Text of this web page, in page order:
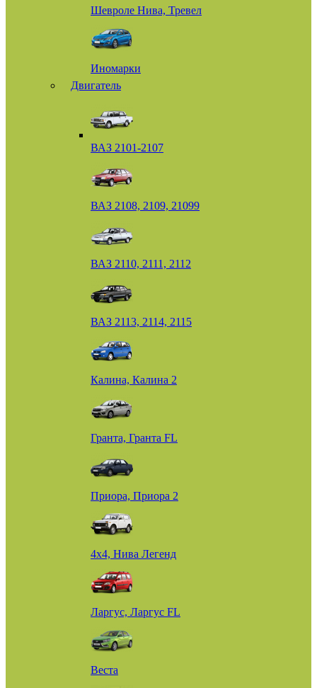
Шевроле Нива, Тревел
Иномарки
Двигатель
ВАЗ 2101-2107
ВАЗ 2108, 2109, 21099
ВАЗ 2110, 2111, 2112
ВАЗ 2113, 2114, 2115
Калина, Калина 2
Гранта, Гранта FL
Приора, Приора 2
4х4, Нива Легенд
Ларгус, Ларгус FL
Веста